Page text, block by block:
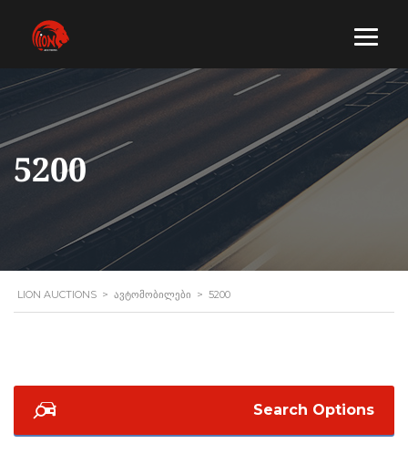
5200
LION AUCTIONS > ᲐᲕᲢᲝᲛᲝᲑᲘᲚᲔᲑᲘ > 5200
Search Options